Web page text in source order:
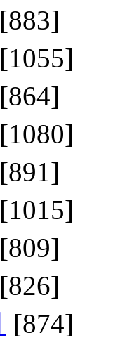
[883]
[1055]
[864]
[1080]
[891]
[1015]
[809]
[826]
[874]